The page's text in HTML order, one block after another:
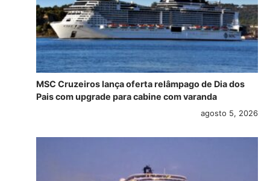
MSC Cruzeiros lança oferta relâmpago de Dia dos
Pais com upgrade para cabine com varanda
agosto 5, 2026